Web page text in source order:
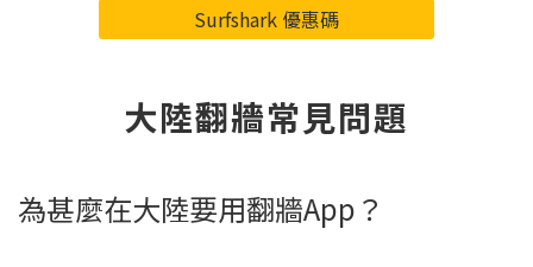
Surfshark 優惠碼
大陸翻牆常見問題
為甚麼在大陸要用翻牆App？